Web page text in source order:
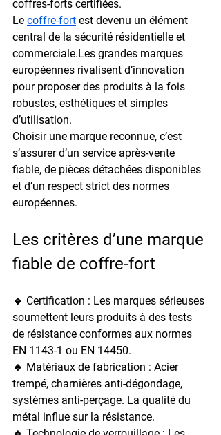
coffres-forts certifiées.
Le coffre-fort est devenu un élément
central de la sécurité résidentielle et
commerciale.Les grandes marques
européennes rivalisent d’innovation
pour proposer des produits à la fois
robustes, esthétiques et simples
d’utilisation.
Choisir une marque reconnue, c’est
s’assurer d’un service après-vente
fiable, de pièces détachées disponibles
et d’un respect strict des normes
européennes.
Les critères d’une marque
fiable de coffre-fort
🔹 Certification : Les marques sérieuses
soumettent leurs produits à des tests
de résistance conformes aux normes
EN 1143-1 ou EN 14450.
🔹 Matériaux de fabrication : Acier
trempé, charnières anti-dégondage,
systèmes anti-perçage. La qualité du
métal influe sur la résistance.